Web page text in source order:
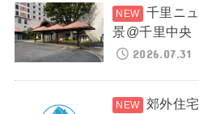
千里ニ
景@千里中央
2026.07.31
郊外住